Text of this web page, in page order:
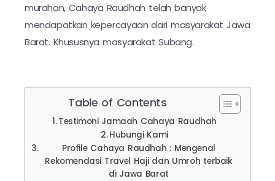
murahan, Cahaya Raudhah telah banyak
mendapatkan kepercayaan dari masyarakat Jawa
Barat. Khususnya masyarakat Subang.
Table of Contents
Testimoni Jamaah Cahaya Raudhah
Hubungi Kami
Profile Cahaya Raudhah : Mengenal
Rekomendasi Travel Haji dan Umroh terbaik
di Jawa Barat